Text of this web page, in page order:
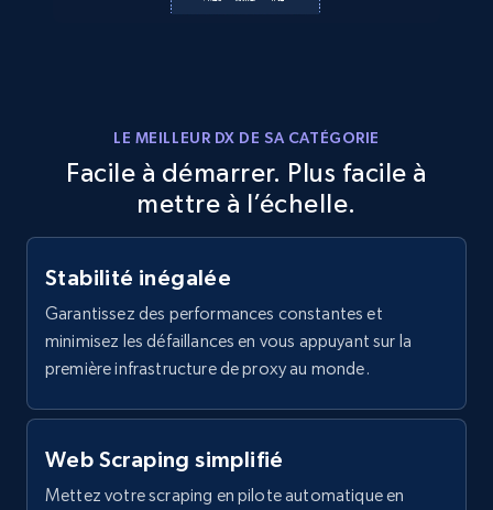
Name, URL, ID, Cb rank, Region, About,
1.6K+ Essai gratuit
Linkedin job listings information
URL, Job posting id, Job title, Company name,
Company id, Job location, Job summary, Job
seniority level, and more.
15.3K+ 2.2K+
LE MEILLEUR DX DE SA CATÉGORIE
Facile à démarrer. Plus facile à
mettre à l’échelle.
Stabilité inégalée
Garantissez des performances constantes et
minimisez les défaillances en vous appuyant sur la
première infrastructure de proxy au monde.
Web Scraping simplifié
Mettez votre scraping en pilote automatique en